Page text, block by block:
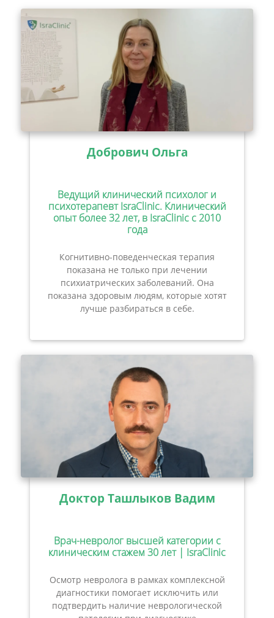
Добрович Ольга
Ведущий клинический психолог и
психотерапевт IsraClinic. Клинический
опыт более 32 лет, в IsraClinic с 2010
года
Когнитивно-поведенческая терапия
показана не только при лечении
психиатрических заболеваний. Она
показана здоровым людям, которые хотят
лучше разбираться в себе.
Доктор Ташлыков Вадим
Врач-невролог высшей категории с
клиническим стажем 30 лет | IsraClinic
Осмотр невролога в рамках комплексной
диагностики помогает исключить или
подтвердить наличие неврологической